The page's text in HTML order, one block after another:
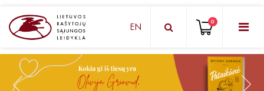
KNYGŲ DĖŽUTĖ - STAIGMENA
EN 0